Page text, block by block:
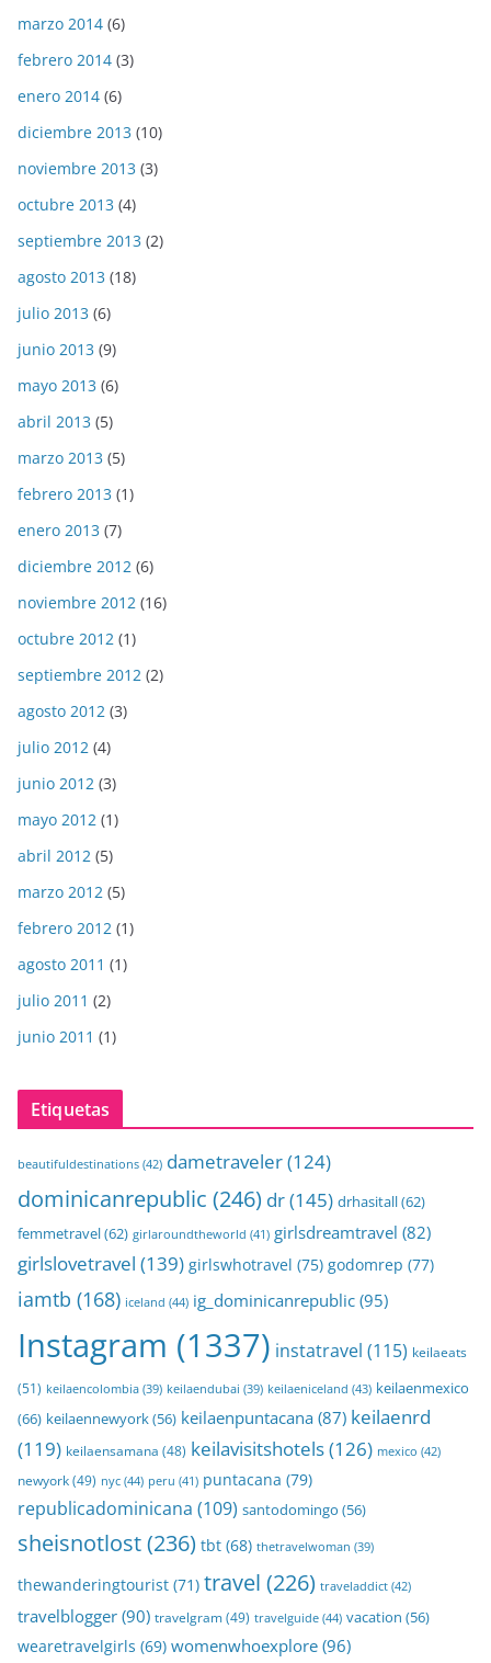
marzo 2014 (6)
febrero 2014 (3)
enero 2014 (6)
diciembre 2013 (10)
noviembre 2013 (3)
octubre 2013 (4)
septiembre 2013 (2)
agosto 2013 (18)
julio 2013 (6)
junio 2013 (9)
mayo 2013 (6)
abril 2013 (5)
marzo 2013 (5)
febrero 2013 (1)
enero 2013 (7)
diciembre 2012 (6)
noviembre 2012 (16)
octubre 2012 (1)
septiembre 2012 (2)
agosto 2012 (3)
julio 2012 (4)
junio 2012 (3)
mayo 2012 (1)
abril 2012 (5)
marzo 2012 (5)
febrero 2012 (1)
agosto 2011 (1)
julio 2011 (2)
junio 2011 (1)
Etiquetas
beautifuldestinations (42) dametraveler(124)
dominicanrepublic (246) dr(145) drhasitall(62)
femmetravel(62) girlaroundtheworld (41) girlsdreamtravel (82)
girlslovetravel (139) girlswhotravel (75) godomrep (77)
iamtb (168) iceland (44) ig_dominicanrepublic (95)
Instagram (1337) instatravel (115) keilaeats
(51) keilaencolombia (39) keilaendubai (39) keilaeniceland (43) keilaenmexico
(66) keilaennewyork(56) keilaenpuntacana (87) keilaenrd
(119) keilaensamana (48) keilavisitshotels(126) mexico (42)
newyork(49) nyc (44) peru (41) puntacana (79)
republicadominicana (109) santodomingo (56)
sheisnotlost(236) tbt (68) thetravelwoman (39)
thewanderingtourist (71) travel (226) traveladdict (42)
travelblogger (90) travelgram(49) travelguide (44) vacation (56)
wearetravelgirls (69) womenwhoexplore(96)